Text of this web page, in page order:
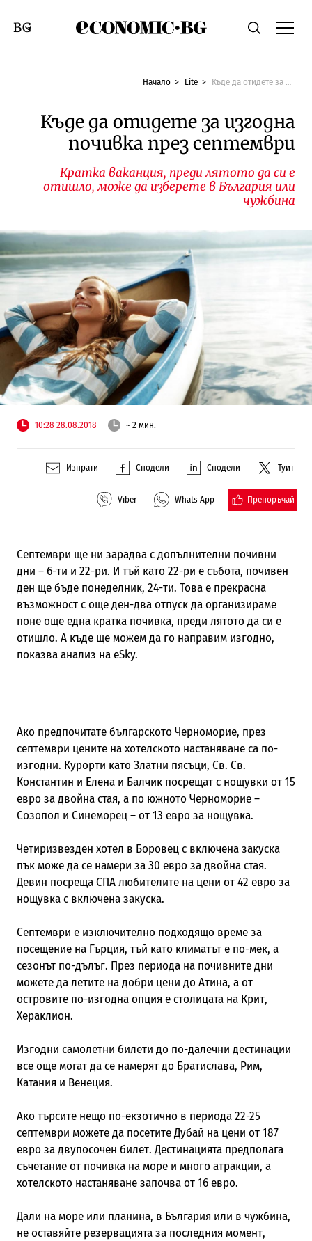
Economic.bgТърсене
Смяна на език
Начало Lite Къде да отидете за изгодна почивка през септември
Къде да отидете за изгодна
почивка през септември
Кратка ваканция, преди лятото да си е
отишло, може да изберете в България или
чужбина
10:28 28.08.2018 ~ 2 мин.
Изпрати Сподели Сподели Туит
Viber Whats App Препоръчай
Септември ще ни зарадва с допълнителни почивни
дни – 6-ти и 22-ри. И тъй като 22-ри е събота, почивен
ден ще бъде понеделник, 24-ти. Това е прекрасна
възможност с още ден-два отпуск да организираме
поне още една кратка почивка, преди лятото да си е
отишло. А къде ще можем да го направим изгодно,
показва анализ наeSky.
Ако предпочитате българското Черноморие, през
септември цените на хотелското настаняване са по-
изгодни. Курорти като Златни пясъци, Св. Св.
Константин и Елена и Балчик посрещат с нощувки от 15
евро за двойна стая, а по южното Черноморие –
Созопол и Синеморец – от 13 евро за нощувка.
Четиризвезден хотел в Боровец с включена закуска
пък може да се намери за 30 евро за двойна стая.
Девин посреща СПА любителите на цени от 42 евро за
нощувка с включена закуска.
Септември е изключително подходящо време за
посещение на Гърция, тъй като климатът е по-мек, а
сезонът по-дълъг. През периода на почивните дни
можете да летите на добри цени до Атина, а от
островите по-изгодна опция е столицата на Крит,
Хераклион.
Изгодни самолетни билети до по-далечни дестинации
все още могат да се намерят до Братислава, Рим,
Катания и Венеция.
Ако търсите нещо по-екзотично в периода 22-25
септември можете да посетите Дубай на цени от 187
евро за двупосочен билет. Дестинацията предполага
съчетание от почивка на море и много атракции, а
хотелското настаняване започва от 16 евро.
Дали на море или планина, в България или в чужбина,
не оставяйте резервацията за последния момент,